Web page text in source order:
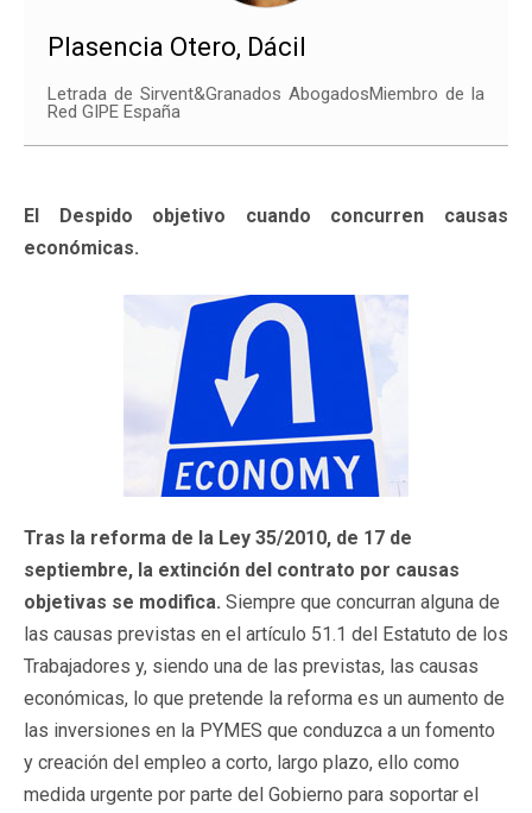
Plasencia Otero, Dácil
Letrada de Sirvent&Granados AbogadosMiembro de la
Red GIPE España
El Despido objetivo cuando concurren causas
económicas.
Tras la reforma de la Ley 35/2010, de 17 de
septiembre, la extinción del contrato por causas
objetivas se modifica. Siempre que concurran alguna de
las causas previstas en el artículo 51.1 del Estatuto de los
Trabajadores y, siendo una de las previstas, las causas
económicas, lo que pretende la reforma es un aumento de
las inversiones en la PYMES que conduzca a un fomento
y creación del empleo a corto, largo plazo, ello como
medida urgente por parte del Gobierno para soportar el